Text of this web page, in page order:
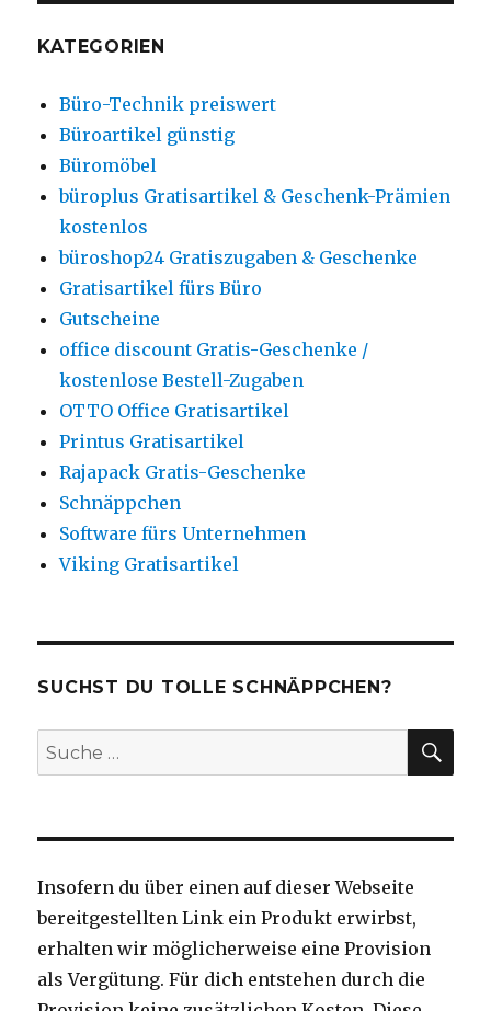
KATEGORIEN
Büro-Technik preiswert
Büroartikel günstig
Büromöbel
büroplus Gratisartikel & Geschenk-Prämien
kostenlos
büroshop24 Gratiszugaben & Geschenke
Gratisartikel fürs Büro
Gutscheine
office discount Gratis-Geschenke /
kostenlose Bestell-Zugaben
OTTO Office Gratisartikel
Printus Gratisartikel
Rajapack Gratis-Geschenke
Schnäppchen
Software fürs Unternehmen
Viking Gratisartikel
SUCHST DU TOLLE SCHNÄPPCHEN?
Suche
nach:
Insofern du über einen auf dieser Webseite
bereitgestellten Link ein Produkt erwirbst,
erhalten wir möglicherweise eine Provision
als Vergütung. Für dich entstehen durch die